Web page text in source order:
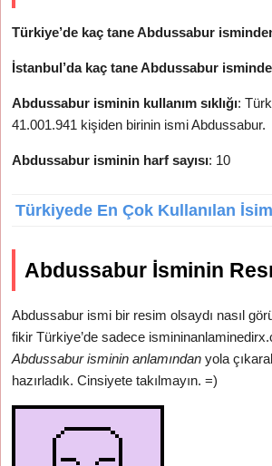
Türkiye’de kaç tane Abdussabur
İstanbul’da kaç tane Abdussabur
Abdussabur isminin kullanım sıklığı:
41.001.941 kişiden birinin ismi Abdussabur.
Abdussabur isminin harf sayısı: 10
Türkiyede En Çok Kullanılan
Abdussabur İsminin
Abdussabur ismi bir resim olsaydı nasıl
fikir Türkiye’de sadece
Abdussabur isminin anlamından yola
hazırladık. Cinsiyete takılmayın. =)